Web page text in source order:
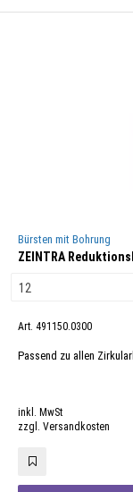
Bürsten mit Bohrung
ZEINTRA
Art. 491150.0300
Passend zu allen
inkl. MwSt
zzgl. Versandkosten